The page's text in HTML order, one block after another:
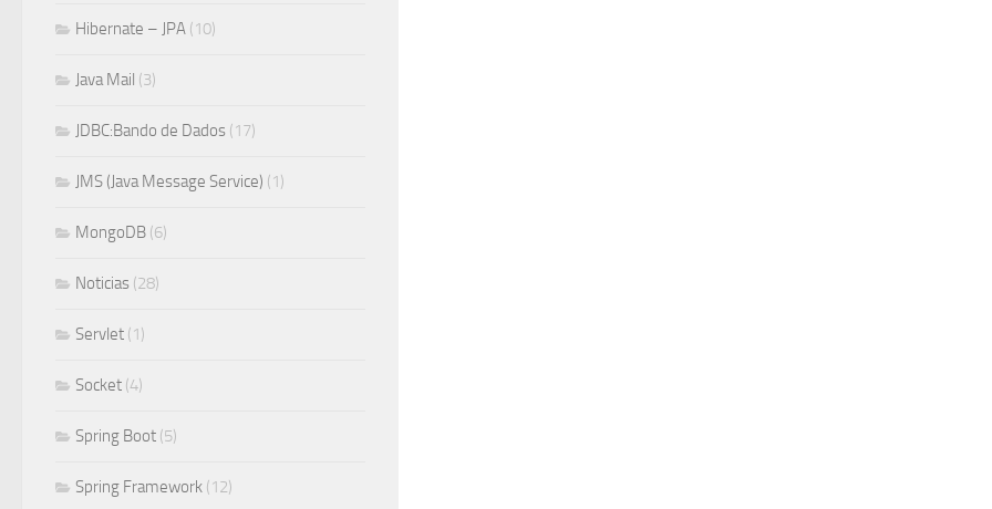
Hibernate – JPA (10)
Java Mail (3)
JDBC:Bando de Dados (17)
JMS (Java Message Service) (1)
MongoDB (6)
Noticias (28)
Servlet (1)
Socket (4)
Spring Boot (5)
Spring Framework (12)